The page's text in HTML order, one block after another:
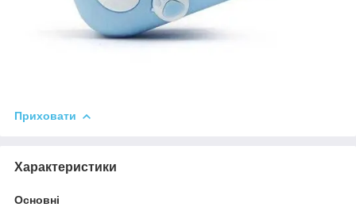
Приховати
Характеристики
Основні